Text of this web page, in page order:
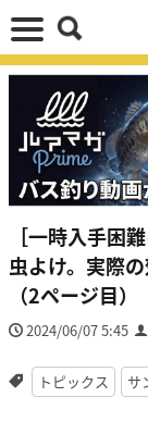
［一時入手困
虫よけ。実際
（2ページ目）
2024/06/07 5:45
トピックス サ